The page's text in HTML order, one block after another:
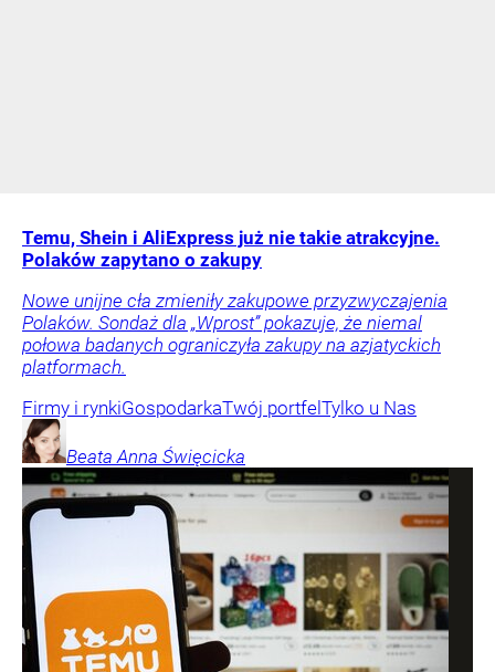
Temu, Shein i AliExpress już nie takie atrakcyjne.
Polaków zapytano o zakupy
Nowe unijne cła zmieniły zakupowe przyzwyczajenia
Polaków. Sondaż dla „Wprost” pokazuje, że niemal
połowa badanych ograniczyła zakupy na azjatyckich
platformach.
Firmy i rynkiGospodarkaTwój portfelTylko u Nas
Beata Anna Święcicka